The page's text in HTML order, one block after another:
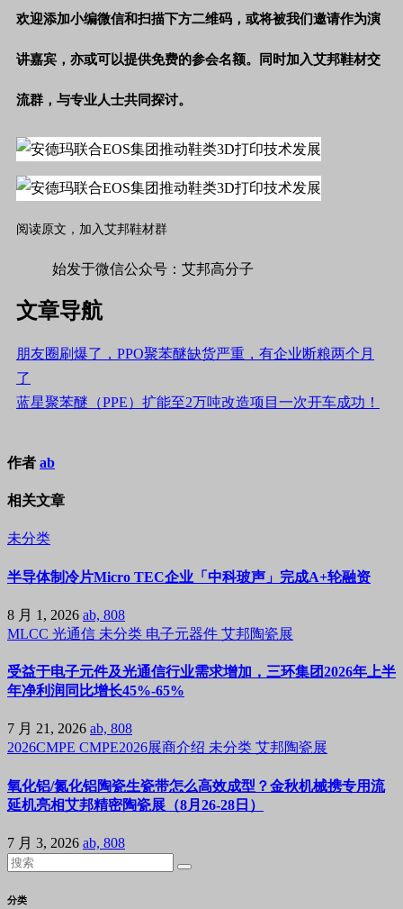
欢迎添加小编微信和扫描下方二维码，或将被我们邀请作为演
讲嘉宾，亦或可以提供免费的参会名额。同时加入艾邦鞋材交
流群，与专业人士共同探讨。
阅读原文，加入艾邦鞋材群
始发于微信公众号：艾邦高分子
文章导航
朋友圈刷爆了，PPO聚苯醚缺货严重，有企业断粮两个月
了
蓝星聚苯醚（PPE）扩能至2万吨改造项目一次开车成功！
作者 ab
相关文章
未分类
半导体制冷片Micro TEC企业「中科玻声」完成A+轮融资
8 月 1, 2026 ab, 808
MLCC 光通信 未分类 电子元器件 艾邦陶瓷展
受益于电子元件及光通信行业需求增加，三环集团2026年上半
年净利润同比增长45%-65%
7 月 21, 2026 ab, 808
2026CMPE CMPE2026展商介绍 未分类 艾邦陶瓷展
氧化铝/氮化铝陶瓷生瓷带怎么高效成型？金秋机械携专用流
延机亮相艾邦精密陶瓷展（8月26-28日）
7 月 3, 2026 ab, 808
分类